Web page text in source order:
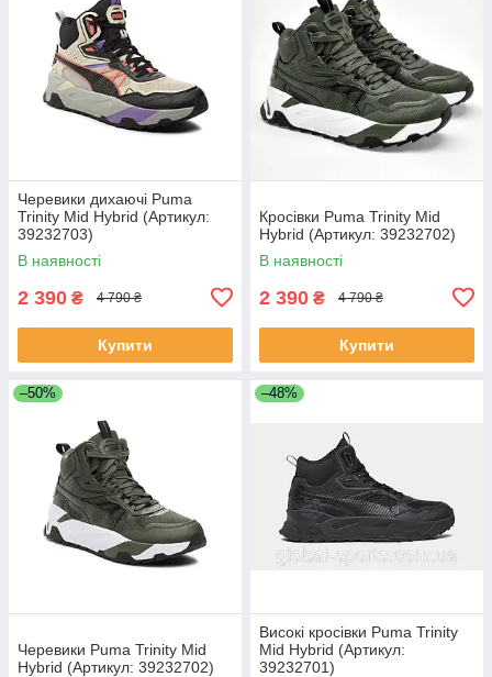
Черевики дихаючі Puma
Trinity Mid Hybrid (Артикул:
39232703)
В наявності
2 390 ₴ 4 790 ₴
Купити
Кросівки Puma Trinity Mid
Hybrid (Артикул: 39232702)
В наявності
2 390 ₴ 4 790 ₴
Купити
–50%
Черевики Puma Trinity Mid
Hybrid (Артикул: 39232702)
–48%
Високі кросівки Puma Trinity
Mid Hybrid (Артикул:
39232701)